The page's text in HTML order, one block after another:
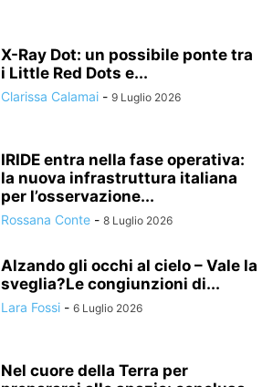
X-Ray Dot: un possibile ponte tra
i Little Red Dots e...
Clarissa Calamai - 9 Luglio 2026
IRIDE entra nella fase operativa:
la nuova infrastruttura italiana
per l’osservazione...
Rossana Conte - 8 Luglio 2026
Alzando gli occhi al cielo – Vale la
sveglia?Le congiunzioni di...
Lara Fossi - 6 Luglio 2026
Nel cuore della Terra per